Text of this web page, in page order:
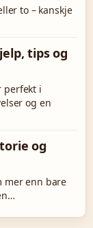
to – kanskje
tips og
perfekt i
og en
og
mer enn bare